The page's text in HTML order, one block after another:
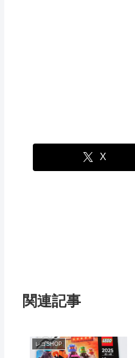
X
関連記事
レゴSHOP